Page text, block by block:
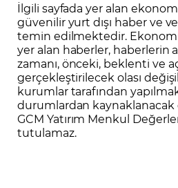
İlgili sayfada yer alan
güvenilir yurt dışı haber ve
temin edilmektedir.
yer alan haberler, haberlerin
zamanı, önceki, beklenti ve
gerçekleştirilecek olası
kurumlar tarafından
durumlardan kaynaklanacak
GCM Yatırım Menkul
tutulamaz.